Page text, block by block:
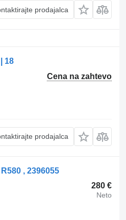
prodajalca
18
Cena na zahtevo
prodajalca
, 2396055
280 €
Neto